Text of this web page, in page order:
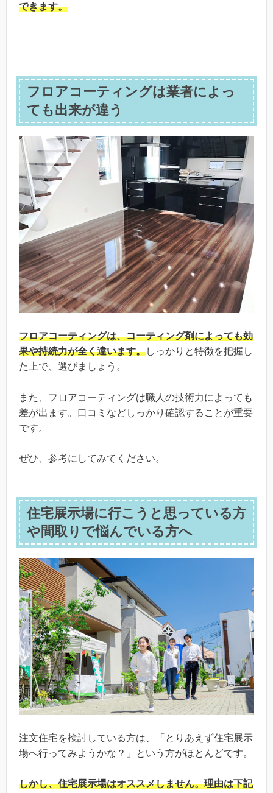
できます。
フロアコーティングは業者によっ
ても出来が違う
フロアコーティングは、コーティング剤によっても効
果や持続力が全く違います。しっかりと特徴を把握し
た上で、選びましょう。
また、フロアコーティングは職人の技術力によっても
差が出ます。口コミなどしっかり確認することが重要
です。
ぜひ、参考にしてみてください。
住宅展示場に行こうと思っている方
や間取りで悩んでいる方へ
注文住宅を検討している方は、「とりあえず住宅展示
場へ行ってみようかな？」という方がほとんどです。
しかし、住宅展示場はオススメしません。理由は下記